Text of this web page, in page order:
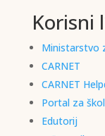
Korisni
Ministarstvo
CARNET
CARNET
Portal za
Edutorij